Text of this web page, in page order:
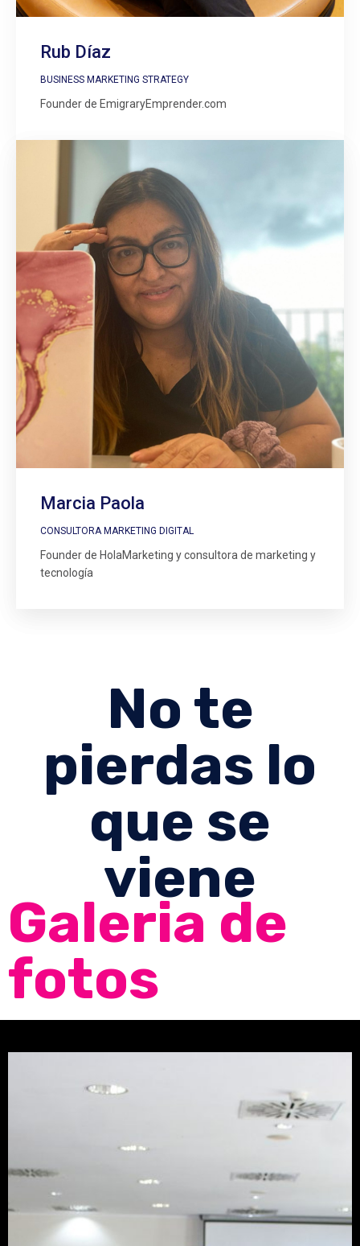
Rub Díaz
BUSINESS MARKETING STRATEGY
Founder de EmigraryEmprender.com
Marcia Paola
CONSULTORA MARKETING DIGITAL
Founder de HolaMarketing y consultora de marketing y
tecnología
No te
pierdas lo
que se
viene
Galeria de
fotos